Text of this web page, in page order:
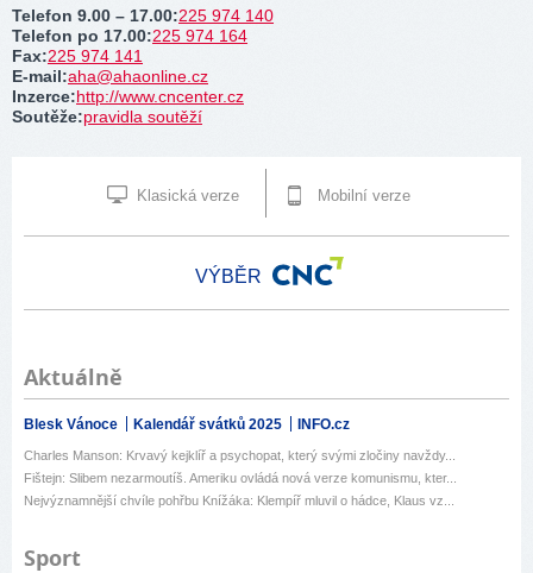
Telefon 9.00 – 17.00:225 974 140
Telefon po 17.00:225 974 164
Fax:225 974 141
E-mail:aha@ahaonline.cz
Inzerce:http://www.cncenter.cz
Soutěže:pravidla soutěží
Klasická verze Mobilní verze
VÝBĚR
Aktuálně
Blesk Vánoce Kalendář svátků 2025 INFO.cz
Charles Manson: Krvavý kejklíř a psychopat, který svými zločiny navždy...
Fištejn: Slibem nezarmoutíš. Ameriku ovládá nová verze komunismu, kter...
Nejvýznamnější chvíle pohřbu Knížáka: Klempíř mluvil o hádce, Klaus vz...
Sport